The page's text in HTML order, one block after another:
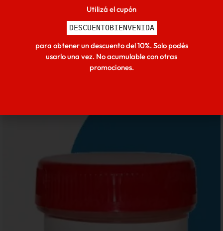
Colorantes para torta
Utilizá el cupón
DESCUENTOBIENVENIDA
para obtener un descuento del 10%. Solo podés
usarlo una vez. No acumulable con otras
promociones.